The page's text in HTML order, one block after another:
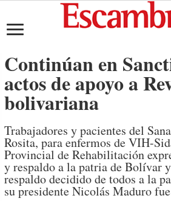
Continúan en
actos de apoyo a
bolivariana
Trabajadores y pacientes del
Rosita, para enfermos de VIH-
Provincial de Rehabilitación
y respaldo a la patria de Bolívar
respaldo decidido de todos a la
su presidente Nicolás Maduro